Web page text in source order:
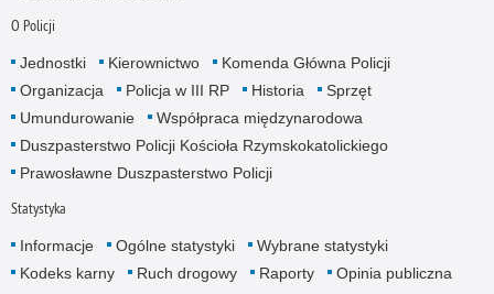
O Policji
Jednostki Kierownictwo
Komenda Główna Policji
Organizacja
Policja w III RP Historia
Sprzęt
Umundurowanie
Współpraca międzynarodowa
Duszpasterstwo Policji Kościoła Rzymskokatolickiego
Prawosławne Duszpasterstwo Policji
Statystyka
Informacje Ogólne statystyki
Wybrane statystyki
Kodeks karny
Ruch drogowy Raporty Opinia publiczna